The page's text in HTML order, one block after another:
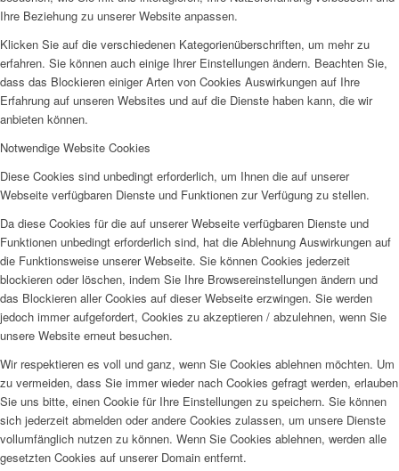
Ihre Beziehung zu unserer Website anpassen.
Klicken Sie auf die verschiedenen Kategorienüberschriften, um mehr zu
erfahren. Sie können auch einige Ihrer Einstellungen ändern. Beachten Sie,
dass das Blockieren einiger Arten von Cookies Auswirkungen auf Ihre
Erfahrung auf unseren Websites und auf die Dienste haben kann, die wir
anbieten können.
Notwendige Website Cookies
Diese Cookies sind unbedingt erforderlich, um Ihnen die auf unserer
Webseite verfügbaren Dienste und Funktionen zur Verfügung zu stellen.
Da diese Cookies für die auf unserer Webseite verfügbaren Dienste und
Funktionen unbedingt erforderlich sind, hat die Ablehnung Auswirkungen auf
die Funktionsweise unserer Webseite. Sie können Cookies jederzeit
blockieren oder löschen, indem Sie Ihre Browsereinstellungen ändern und
das Blockieren aller Cookies auf dieser Webseite erzwingen. Sie werden
jedoch immer aufgefordert, Cookies zu akzeptieren / abzulehnen, wenn Sie
unsere Website erneut besuchen.
Wir respektieren es voll und ganz, wenn Sie Cookies ablehnen möchten. Um
zu vermeiden, dass Sie immer wieder nach Cookies gefragt werden, erlauben
Sie uns bitte, einen Cookie für Ihre Einstellungen zu speichern. Sie können
sich jederzeit abmelden oder andere Cookies zulassen, um unsere Dienste
vollumfänglich nutzen zu können. Wenn Sie Cookies ablehnen, werden alle
gesetzten Cookies auf unserer Domain entfernt.